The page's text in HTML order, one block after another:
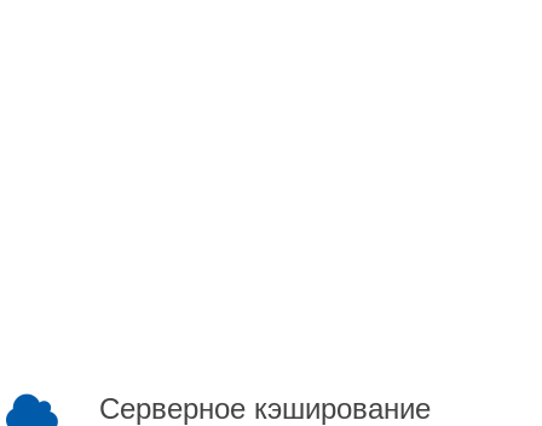
Серверное кэширование